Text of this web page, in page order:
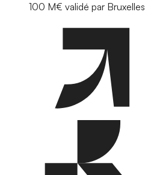
100 M€ validé par Bruxelles